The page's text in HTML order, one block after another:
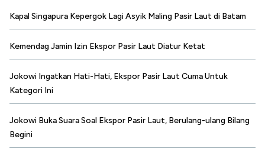
Kapal Singapura Kepergok Lagi Asyik Maling Pasir Laut di Batam
Kemendag Jamin Izin Ekspor Pasir Laut Diatur Ketat
Jokowi Ingatkan Hati-Hati, Ekspor Pasir Laut Cuma Untuk
Kategori Ini
Jokowi Buka Suara Soal Ekspor Pasir Laut, Berulang-ulang Bilang
Begini